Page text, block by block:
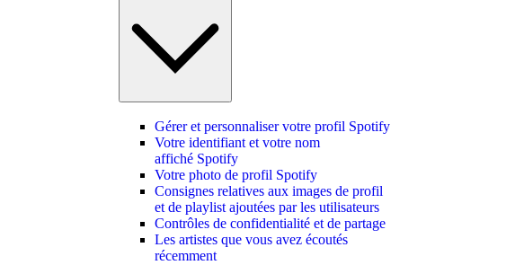
Gérer et personnaliser votre profil Spotify
Votre identifiant et votre nom
affiché Spotify
Votre photo de profil Spotify
Consignes relatives aux images de profil
et de playlist ajoutées par les utilisateurs
Contrôles de confidentialité et de partage
Les artistes que vous avez écoutés
récemment